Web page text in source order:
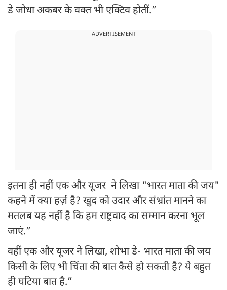
डे जोधा अकबर के वक्त भी एक्टिव होतीं.”
ADVERTISEMENT
इतना ही नहीं एक और यूजर ने लिखा "भारत माता की जय"
कहने में क्या हर्ज़ है? खुद को उदार और संभ्रांत मानने का
मतलब यह नहीं है कि हम राष्ट्रवाद का सम्मान करना भूल
जाएं.”
वहीं एक और यूजर ने लिखा, शोभा डे- भारत माता की जय
किसी के लिए भी चिंता की बात कैसे हो सकती है? ये बहुत
ही घटिया बात है.”